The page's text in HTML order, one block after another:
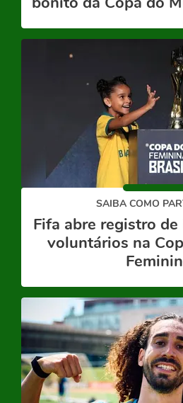
SAIBA COMO
Fifa abre registro
voluntários na